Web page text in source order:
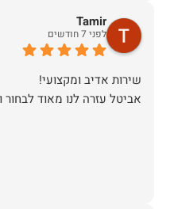
ערב לפני ההגעה של המוביל
תודה לכם הום דקור, אתם
Tamir
לפני 7 חודשים
אביטל עזרה לנו מאוד